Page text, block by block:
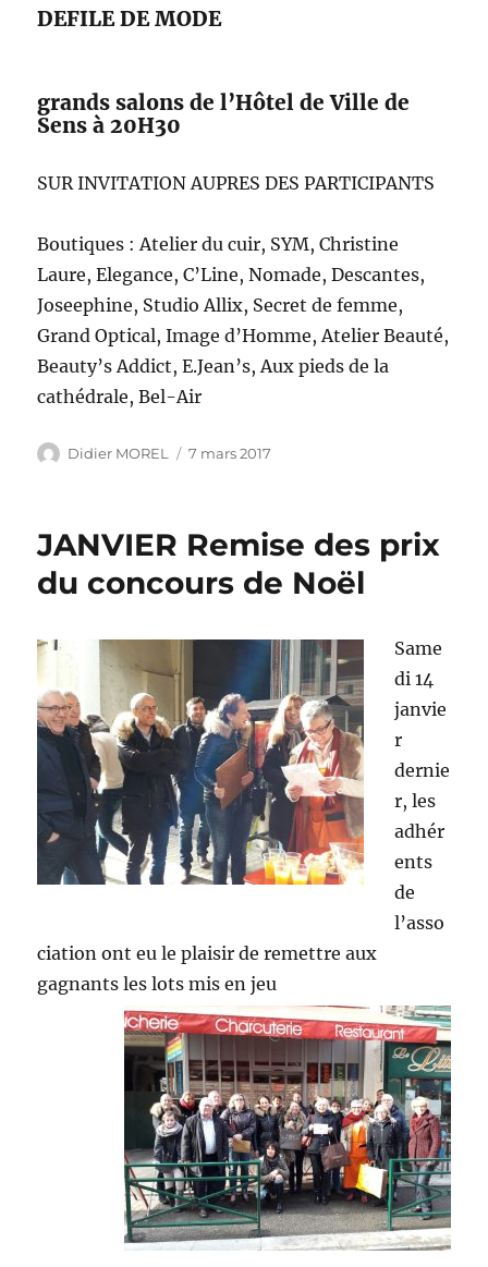
DEFILE DE MODE
grands salons de l’Hôtel de Ville de
Sens à 20H30
SUR INVITATION AUPRES DES PARTICIPANTS
Boutiques : Atelier du cuir, SYM, Christine
Laure, Elegance, C’Line, Nomade, Descantes,
Joseephine, Studio Allix, Secret de femme,
Grand Optical, Image d’Homme, Atelier Beauté,
Beauty’s Addict, E.Jean’s, Aux pieds de la
cathédrale, Bel-Air
Auteur
Didier MOREL
Publié
7 mars 2017
JANVIER Remise des prix
du concours de Noël
Same
di 14
janvie
r
dernie
r, les
adhér
ents
de
l’asso
ciation ont eu le plaisir de remettre aux
gagnants les lots mis en jeu